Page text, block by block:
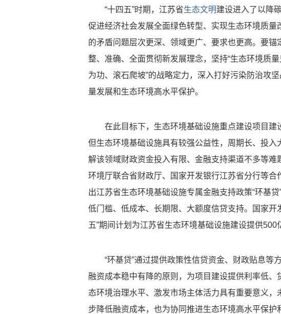
“十四五”时期，江苏省生态文明建设进入了以降
促进经济社会发展全面绿色转型、实现生态环境质
的矛盾问题层次更深、领域更广、要求也更高。要
整、准确、全面贯彻新发展理念，坚持“生态环境质
为功、滚石爬坡”的战略定力，深入打好污染防治攻
量发展和生态环境高水平保护。
在此目标下，生态环境基础设施重点建设项目建
但生态环境基础设施具有较强公益性，周期长、投
解该领域财政资金投入有限、金融支持渠道不多等
环境厅联合省财政厅、国家开发银行江苏省分行等
出江苏省生态环境基础设施专属金融支持政策“环基
低门槛、低成本、长期限、大额度信贷支持。国家开
五”期间计划为江苏省生态环境基础设施建设提供500
“环基贷”通过提供政策性信贷资金、财政贴息
融资成本稳中有降的原则，为项目建设提供利率低
态环境治理水平、激发市场主体活力具有重要意义
步降低融资成本，也为协同推进生态环境高水平保护